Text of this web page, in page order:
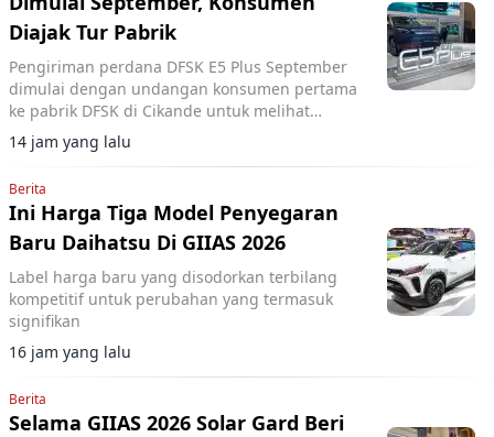
Diajak Tur Pabrik
Pengiriman perdana DFSK E5 Plus September
dimulai dengan undangan konsumen pertama
ke pabrik DFSK di Cikande untuk melihat
proses produksi PHEV.
14 jam yang lalu
Berita
Ini Harga Tiga Model Penyegaran
Baru Daihatsu Di GIIAS 2026
Label harga baru yang disodorkan terbilang
kompetitif untuk perubahan yang termasuk
signifikan
16 jam yang lalu
Berita
Selama GIIAS 2026 Solar Gard Beri